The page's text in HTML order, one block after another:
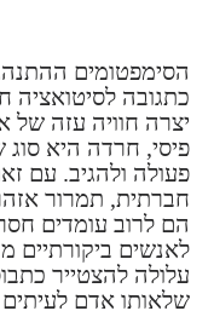
הסימפטומים
כתגובה לסיטואציה
יצרה חוויה עזה של
פיסי, חרדה היא סוג
פעולה ולהגיב. עם
חברתית, תמרור
הם לרוב עומדים
לאנשים ביקורתיים
עלולה להצטייר
שלאותו אדם